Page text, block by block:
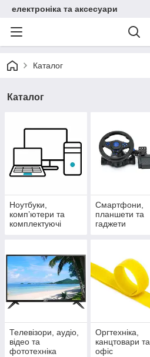
електроніка та аксесуари
Каталог
Каталог
Ноутбуки,
комп’ютери та
комплектуючі
Смартфони,
планшети та
гаджети
Телевізори, аудіо,
відео та
фототехніка
Оргтехніка,
канцтовари та
офіс